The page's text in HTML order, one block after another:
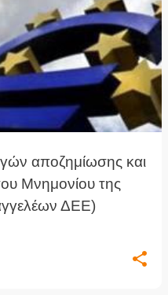
αποζημίωσης και
Μνημονίου της
ΔΕΕ)